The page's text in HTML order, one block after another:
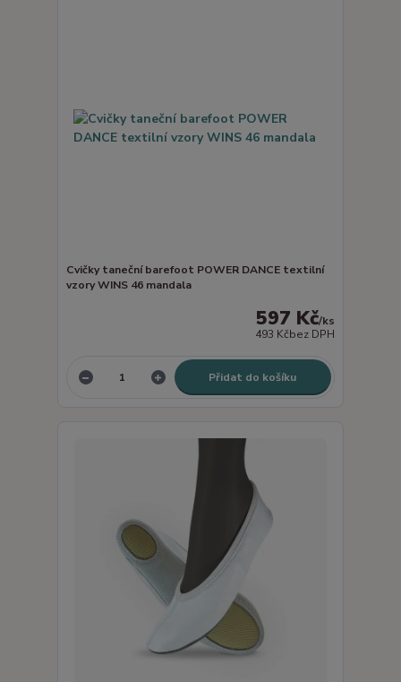
Cvičky taneční barefoot POWER DANCE textilní
vzory WINS 46 mandala
597 Kč/ks
493 Kčbez DPH
Přidat do košíku